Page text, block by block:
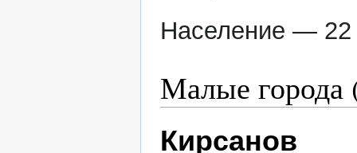
Население — 22
Малые города
Кирсанов